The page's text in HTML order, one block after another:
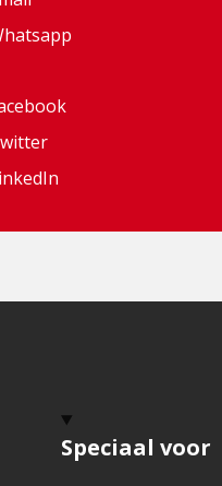
Speciaal voor